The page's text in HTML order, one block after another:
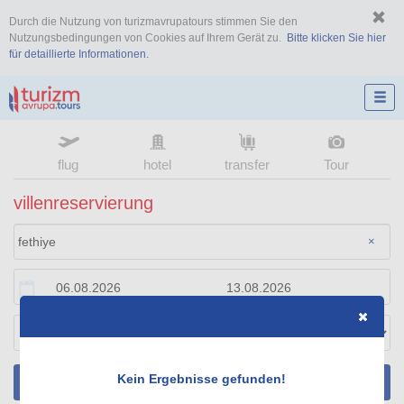
Durch die Nutzung von turizmavrupatours stimmen Sie den
Nutzungsbedingungen von Cookies auf Ihrem Gerät zu.
Bitte klicken Sie hier
für detaillierte Informationen.
flug hotel transfer Tour
villenreservierung
×
SUCHEN
Kein Ergebnisse gefunden!